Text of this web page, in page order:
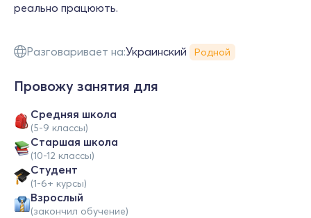
реально працюють.
Разговаривает на:Украинский Родной
Провожу занятия для
Средняя школа
(5-9 классы)
Cтаршая школа
(10-12 классы)
Студент
(1-6+ курсы)
Взрослый
(закончил обучение)